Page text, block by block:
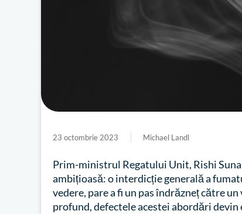
23 octombrie 2023 Michael Landl
Prim-ministrul Regatului Unit, Rishi
ambițioasă: o interdicție generală a
vedere, pare a fi un pas îndrăzneț către
profund, defectele acestei abordări devin